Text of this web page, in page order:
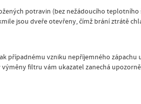
potravin (bez nežádoucího
jsou dveře otevřeny, čímž brání ztrátě
případnému vzniku nepříjemného zápachu
filtru vám ukazatel zanechá